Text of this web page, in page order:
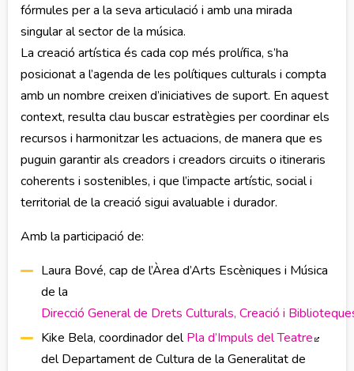
fórmules per a la seva articulació i amb una mirada
singular al sector de la música.
La creació artística és cada cop més prolífica, s’ha
posicionat a l’agenda de les polítiques culturals i compta
amb un nombre creixen d’iniciatives de suport. En aquest
context, resulta clau buscar estratègies per coordinar els
recursos i harmonitzar les actuacions, de manera que es
puguin garantir als creadors i creadors circuits o itineraris
coherents i sostenibles, i que l’impacte artístic, social i
territorial de la creació sigui avaluable i durador.
Amb la participació de:
Laura Bové, cap de l’Àrea d’Arts Escèniques i Música
de la
Direcció General de Drets Culturals, Creació i
Kike Bela, coordinador delPla d’Impuls del Teatre
del Departament de Cultura de la Generalitat de